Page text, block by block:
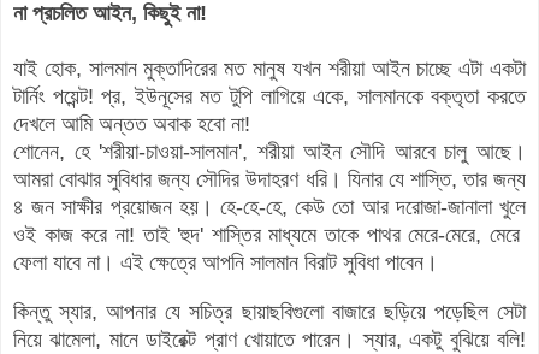
না প্রচলিত আইন, কিছুই না!
যাই হোক, সালমান মুক্তাদিরের মত মানুষ যখন শরীয়া আইন চাচ্ছে এটা একটা
টার্নিং পয়েন্ট! প্র, ইউনূসের মত টুপি লাগিয়ে একে, সালমানকে বক্তৃতা করতে
দেখলে আমি অন্তত অবাক হবো না!
শোনেন, হে 'শরীয়া-চাওয়া-সালমান', শরীয়া আইন সৌদি আরবে চালু আছে।
আমরা বোঝার সুবিধার জন্য সৌদির উদাহরণ ধরি। যিনার যে শাস্তি, তার জন্য
৪ জন সাক্ষীর প্র‍য়োজন হয়। হে-হে-হে, কেউ তো আর দরোজা-জানালা খুলে
ওই কাজ করে না! তাই 'হুদ' শাস্তির মাধ্যমে তাকে পাথর মেরে-মেরে, মেরে
ফেলা যাবে না। এই ক্ষেত্রে আপনি সালমান বিরাট সুবিধা পাবেন।
কিন্তু স্যার, আপনার যে সচিত্র ছায়াছবিগুলো বাজারে ছড়িয়ে পড়েছিল সেটা
নিয়ে ঝামেলা, মানে ডাইরেক্ট প্রাণ খোয়াতে পারেন। স্যার, একটু বুঝিয়ে বলি!